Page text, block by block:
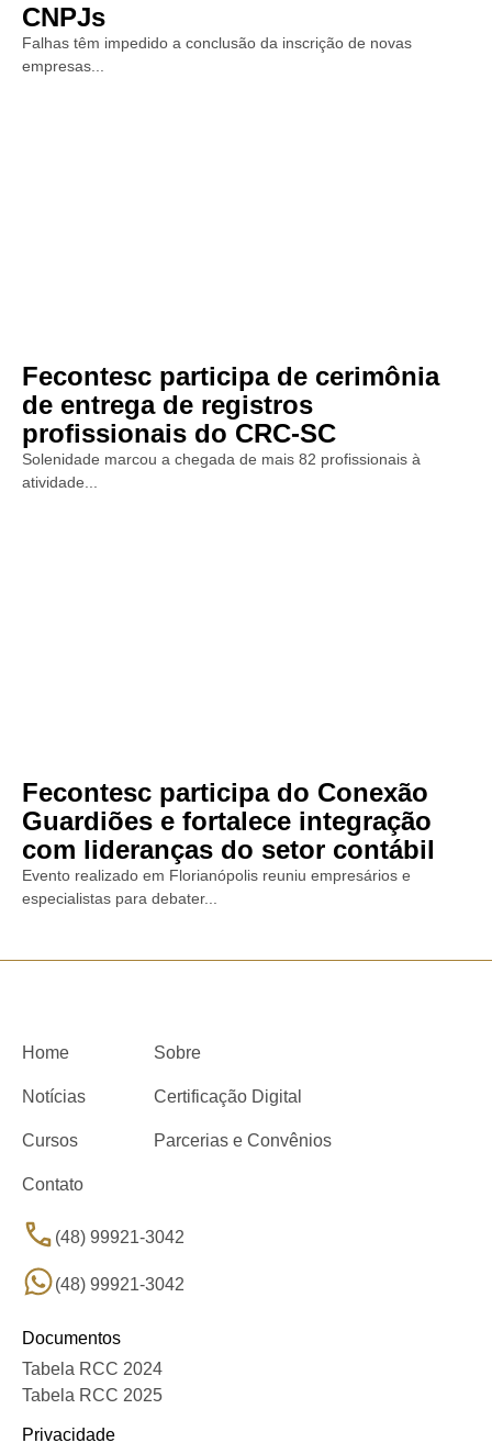
CNPJs
Falhas têm impedido a conclusão da inscrição de novas
empresas...
Fecontesc participa de cerimônia
de entrega de registros
profissionais do CRC-SC
Solenidade marcou a chegada de mais 82 profissionais à
atividade...
Fecontesc participa do Conexão
Guardiões e fortalece integração
com lideranças do setor contábil
Evento realizado em Florianópolis reuniu empresários e
especialistas para debater...
Home Sobre
Notícias Certificação Digital
Cursos Parcerias e Convênios
Contato
(48) 99921-3042
(48) 99921-3042
Documentos
Tabela RCC 2024
Tabela RCC 2025
Privacidade